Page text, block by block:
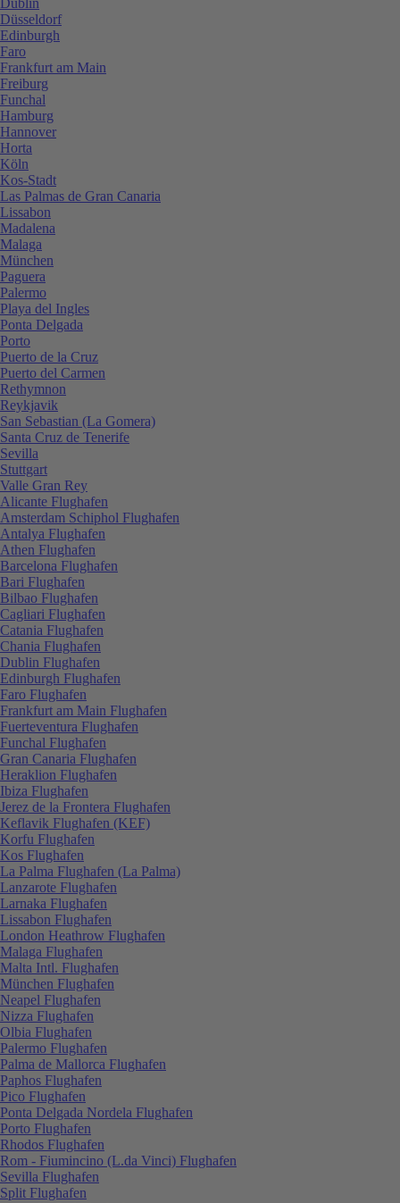
Düsseldorf
Edinburgh
Faro
Frankfurt am Main
Freiburg
Funchal
Hamburg
Hannover
Horta
Köln
Kos-Stadt
Las Palmas de Gran Canaria
Lissabon
Madalena
Malaga
München
Paguera
Palermo
Playa del Ingles
Ponta Delgada
Porto
Puerto de la Cruz
Puerto del Carmen
Rethymnon
Reykjavik
San Sebastian (La Gomera)
Santa Cruz de Tenerife
Sevilla
Stuttgart
Valle Gran Rey
Alicante Flughafen
Amsterdam Schiphol Flughafen
Antalya Flughafen
Athen Flughafen
Barcelona Flughafen
Bari Flughafen
Bilbao Flughafen
Cagliari Flughafen
Catania Flughafen
Chania Flughafen
Dublin Flughafen
Edinburgh Flughafen
Faro Flughafen
Frankfurt am Main Flughafen
Fuerteventura Flughafen
Funchal Flughafen
Gran Canaria Flughafen
Heraklion Flughafen
Ibiza Flughafen
Jerez de la Frontera Flughafen
Keflavik Flughafen (KEF)
Korfu Flughafen
Kos Flughafen
La Palma Flughafen (La Palma)
Lanzarote Flughafen
Larnaka Flughafen
Lissabon Flughafen
London Heathrow Flughafen
Malaga Flughafen
Malta Intl. Flughafen
München Flughafen
Neapel Flughafen
Nizza Flughafen
Olbia Flughafen
Palermo Flughafen
Palma de Mallorca Flughafen
Paphos Flughafen
Pico Flughafen
Ponta Delgada Nordela Flughafen
Porto Flughafen
Rhodos Flughafen
Rom - Fiumincino (L.da Vinci) Flughafen
Sevilla Flughafen
Split Flughafen